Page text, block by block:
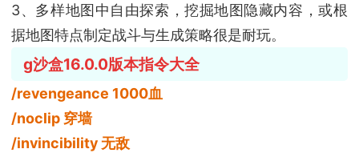
3、多样地图中自由探索，挖掘地图隐藏内容，或根
据地图特点制定战斗与生成策略很是耐玩。
g沙盒16.0.0版本指令大全
/revengeance 1000血
/noclip 穿墙
/invincibility 无敌